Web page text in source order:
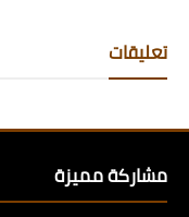
تعليقات
مشاركة مميزة